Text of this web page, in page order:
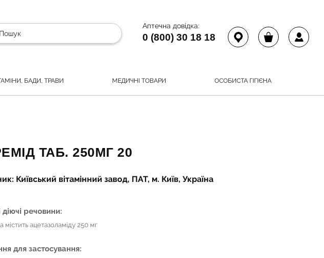
Аптечна довідка:
0 (800) 30 18 18
БАДИ, ТРАВИ МЕДИЧНІ ТОВАРИ ОСОБИСТА ГІГІЄНА
ТАБ. 250МГ 20
Київський вітамінний завод, ПАТ, м. Київ, Україна
діючі речовини:
містить ацетазоламіду 250 мг
для застосування: